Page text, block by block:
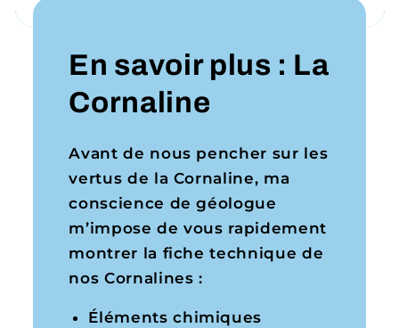
En savoir plus : La
Cornaline
Avant de nous pencher sur les
vertus de la Cornaline, ma
conscience de géologue
m’impose de vous rapidement
montrer la fiche technique de
nos Cornalines :
Éléments chimiques